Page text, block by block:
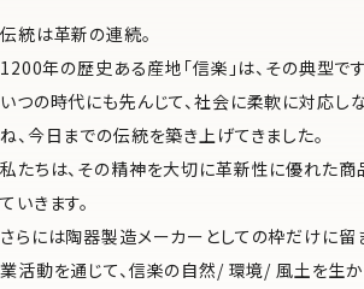
伝統は革新の連続。
1200年の歴史ある産地「信楽」は、その典型です
いつの時代にも先んじて、社会に柔軟に対応し
ね、今日までの伝統を築き上げてきました。
私たちは、その精神を大切に革新性に優れた商
ていきます。
さらには陶器製造メーカーとしての枠だけに留
業活動を通じて、信楽の自然/ 環境/ 風土を生